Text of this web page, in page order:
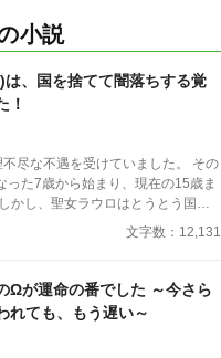
小説
は、国を捨てて闇落ちする覚
！
尽な不遇を受けていました。 その
った7歳から始まり、現在の15歳ま
かし、聖女ラウロはとうとう国を
何故なら、この世界の成人年齢は1
ウロは、これからは闇落ちをして
文字数：12,131
Ωが運命の番でした ～今さら
れても、もう遅い～